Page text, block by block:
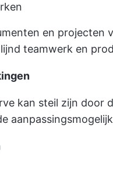
en projecten
teamwerk en
kan steil zijn door